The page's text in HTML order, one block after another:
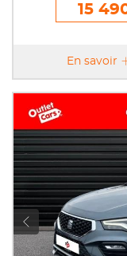
15
En savoir